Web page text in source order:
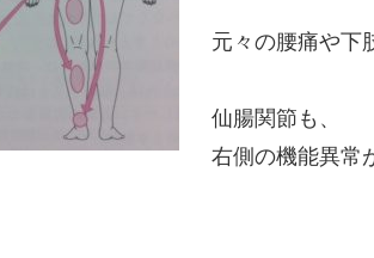
元々の腰痛や下
仙腸関節も、
右側の機能異常